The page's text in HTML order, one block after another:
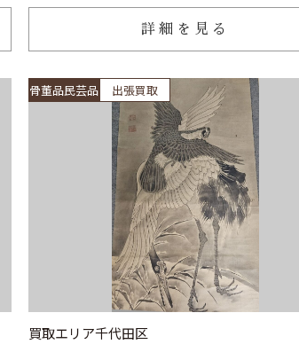
詳細を見る
骨董品民芸品 出張買取
買取エリア千代田区